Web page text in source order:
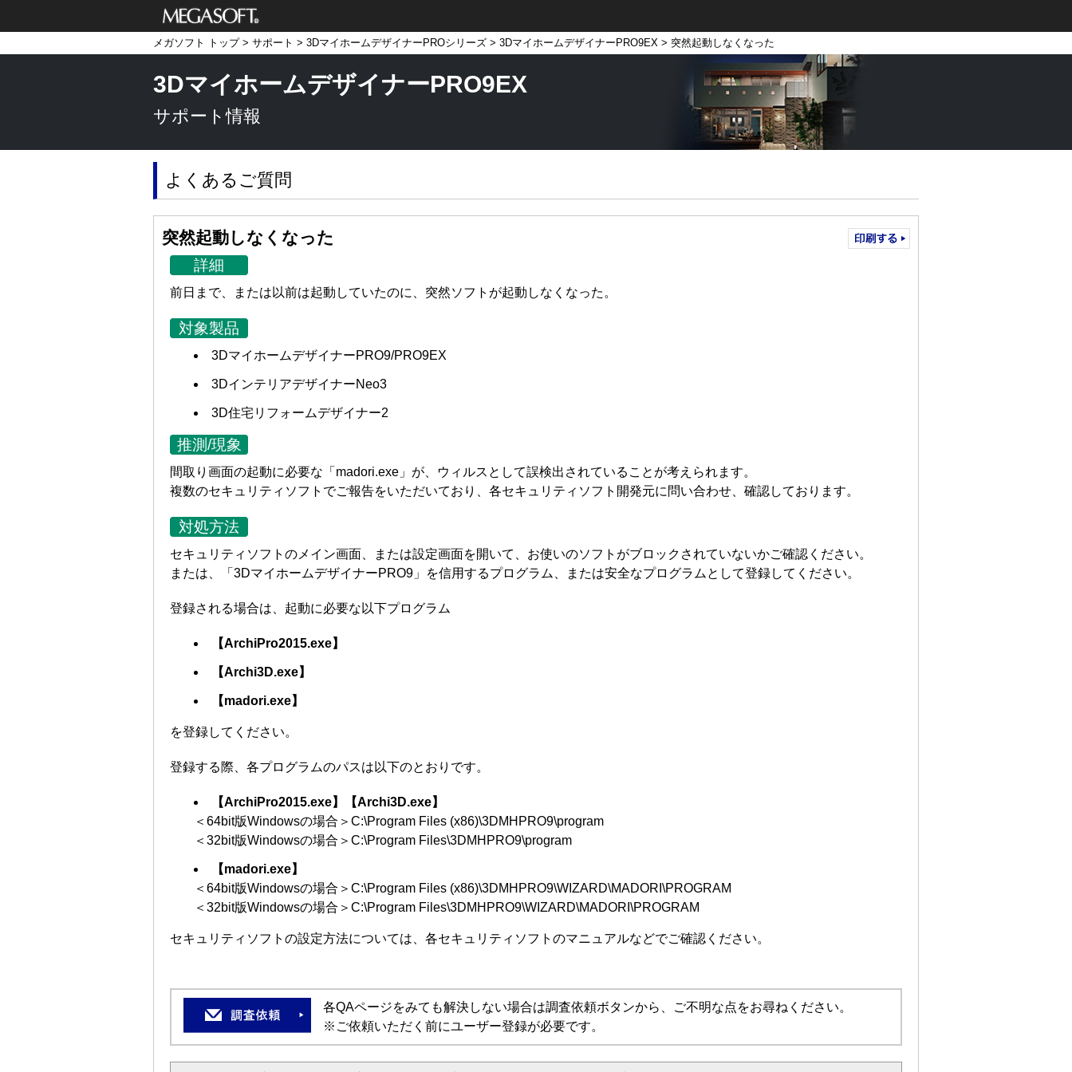
メガソフト株式
会社
メガソフト トップ> サポート > 3DマイホームデザイナーPROシリーズ > 3DマイホームデザイナーPRO9EX > 突然起動しなくなった
3DマイホームデザイナーPRO9EX
サポート情報
よくあるご質問
突然起動しなくなった
詳細
前日まで、または以前は起動していたのに、突然ソフトが起動しなくなった。
対象製品
3DマイホームデザイナーPRO9/PRO9EX
3DインテリアデザイナーNeo3
3D住宅リフォームデザイナー2
推測/現象
間取り画面の起動に必要な「madori.exe」が、ウィルスとして誤検出されていることが考えられます。
複数のセキュリティソフトでご報告をいただいており、各セキュリティソフト開発元に問い合わせ、確認しております。
対処方法
セキュリティソフトのメイン画面、または設定画面を開いて、お使いのソフトがブロックされていないかご確認ください。
または、「3DマイホームデザイナーPRO9」を信用するプログラム、または安全なプログラムとして登録してください。
登録される場合は、起動に必要な以下プログラム
【ArchiPro2015.exe】
【Archi3D.exe】
【madori.exe】
を登録してください。
登録する際、各プログラムのパスは以下のとおりです。
【ArchiPro2015.exe】【Archi3D.exe】
＜64bit版Windowsの場合＞C:\Program Files (x86)\3DMHPRO9\program
＜32bit版Windowsの場合＞C:\Program Files\3DMHPRO9\program
【madori.exe】
＜64bit版Windowsの場合＞C:\Program Files (x86)\3DMHPRO9\WIZARD\MADORI\PROGRAM
＜32bit版Windowsの場合＞C:\Program Files\3DMHPRO9\WIZARD\MADORI\PROGRAM
セキュリティソフトの設定方法については、各セキュリティソフトのマニュアルなどでご確認ください。
各QAページをみても解決しない場合は調査依頼ボタンから、ご不明な点をお尋ねください。
※ご依頼いただく前にユーザー登録が必要です。